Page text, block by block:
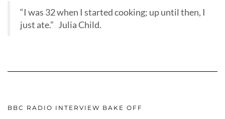
“I was 32 when I started cooking; up until then, I
just ate.” Julia Child.
BBC RADIO INTERVIEW BAKE OFF